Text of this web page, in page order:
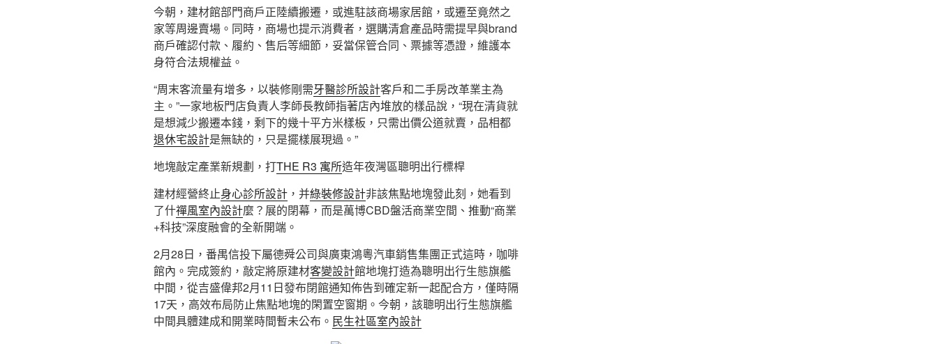
今朝，建材館部門商戶正陸續搬遷，或進駐該商場家居館，或遷至竟然之
家等周邊賣場。同時，商場也提示消費者，選購清倉產品時需提早與brand
商戶確認付款、履約、售后等細節，妥當保管合同、票據等憑證，維護本
身符合法規權益。
“周末客流量有增多，以裝修剛需牙醫診所設計客戶和二手房改革業主為
主。”一家地板門店負責人李師長教師指著店內堆放的樣品說，“現在清貨就
是想減少搬遷本錢，剩下的幾十平方米樣板，只需出價公道就賣，品相都
退休宅設計是無缺的，只是擺樣展現過。”
地塊敲定產業新規劃，打THE R3 寓所造年夜灣區聰明出行標桿
建材經營終止身心診所設計 ，并綠裝修設計非該焦點地塊發此刻，她看到
了什禪風室內設計麼？展的閉幕，而是萬博CBD盤活商業空間、推動“商業
+科技”深度融會的全新開端。
2月28日，番禺信投下屬德舜公司與廣東鴻粵汽車銷售集團正式這時，咖啡
館內。完成簽約，敲定將原建材客變設計館地塊打造為聰明出行生態旗艦
中間，從吉盛偉邦2月11日發布閉館通知佈告到確定新一起配合方，僅時隔
17天，高效布局防止焦點地塊的閑置空窗期。今朝，該聰明出行生態旗艦
中間具體建成和開業時間暫未公布。 民生社區室內設計